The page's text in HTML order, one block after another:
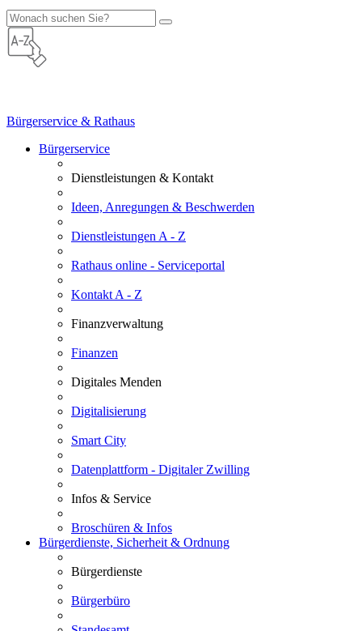
Bürgerservice & Rathaus
Bürgerservice
Dienstleistungen & Kontakt
Ideen, Anregungen & Beschwerden
Dienstleistungen A - Z
Rathaus online - Serviceportal
Kontakt A - Z
Finanzverwaltung
Finanzen
Digitales Menden
Digitalisierung
Smart City
Datenplattform - Digitaler Zwilling
Infos & Service
Broschüren & Infos
Bürgerdienste, Sicherheit & Ordnung
Bürgerdienste
Bürgerbüro